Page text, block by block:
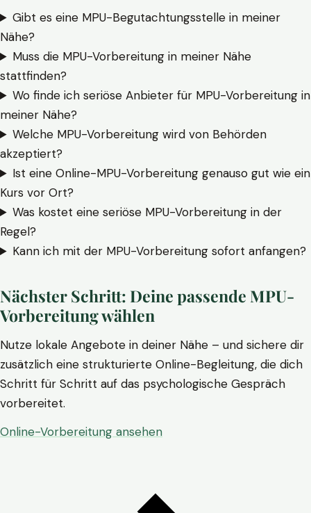
Gibt es eine MPU-Begutachtungsstelle in meiner
Nähe?
Muss die MPU-Vorbereitung in meiner Nähe
stattfinden?
Wo finde ich seriöse Anbieter für MPU-Vorbereitung in
meiner Nähe?
Welche MPU-Vorbereitung wird von Behörden
akzeptiert?
Ist eine Online-MPU-Vorbereitung genauso gut wie ein
Kurs vor Ort?
Was kostet eine seriöse MPU-Vorbereitung in der
Regel?
Kann ich mit der MPU-Vorbereitung sofort anfangen?
Nächster Schritt: Deine passende MPU-
Vorbereitung wählen
Nutze lokale Angebote in deiner Nähe – und sichere dir
zusätzlich eine strukturierte Online-Begleitung, die dich
Schritt für Schritt auf das psychologische Gespräch
vorbereitet.
Online-Vorbereitung ansehen